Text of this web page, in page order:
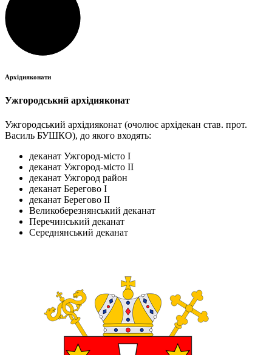
Архідияконати
Ужгородський архідияконат
Ужгородський архідияконат (очолює архідекан став. прот.
Василь БУШКО), до якого входять:
деканат Ужгород-місто І
деканат Ужгород-місто ІІ
деканат Ужгород район
деканат Берегово І
деканат Берегово ІІ
Великоберезнянський деканат
Перечинський деканат
Середнянський деканат